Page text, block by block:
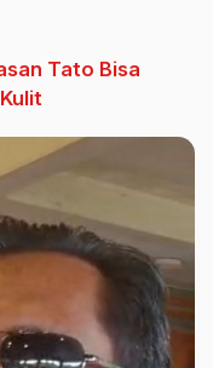
Tato Bisa